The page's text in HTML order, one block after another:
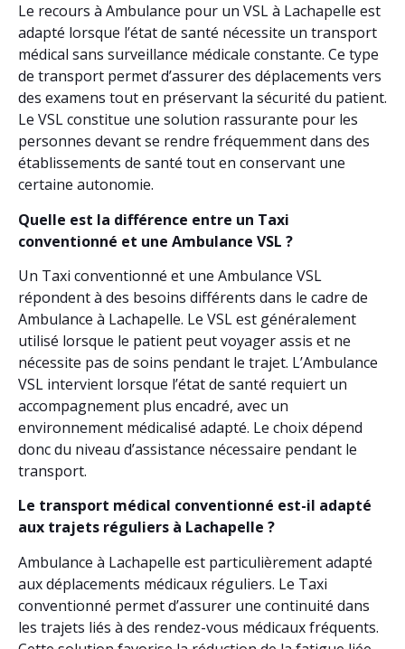
Le recours à Ambulance pour un VSL à Lachapelle est
adapté lorsque l’état de santé nécessite un transport
médical sans surveillance médicale constante. Ce type
de transport permet d’assurer des déplacements vers
des examens tout en préservant la sécurité du patient.
Le VSL constitue une solution rassurante pour les
personnes devant se rendre fréquemment dans des
établissements de santé tout en conservant une
certaine autonomie.
Quelle est la différence entre un Taxi
conventionné et une Ambulance VSL ?
Un Taxi conventionné et une Ambulance VSL
répondent à des besoins différents dans le cadre de
Ambulance à Lachapelle. Le VSL est généralement
utilisé lorsque le patient peut voyager assis et ne
nécessite pas de soins pendant le trajet. L’Ambulance
VSL intervient lorsque l’état de santé requiert un
accompagnement plus encadré, avec un
environnement médicalisé adapté. Le choix dépend
donc du niveau d’assistance nécessaire pendant le
transport.
Le transport médical conventionné est-il adapté
aux trajets réguliers à Lachapelle ?
Ambulance à Lachapelle est particulièrement adapté
aux déplacements médicaux réguliers. Le Taxi
conventionné permet d’assurer une continuité dans
les trajets liés à des rendez-vous médicaux fréquents.